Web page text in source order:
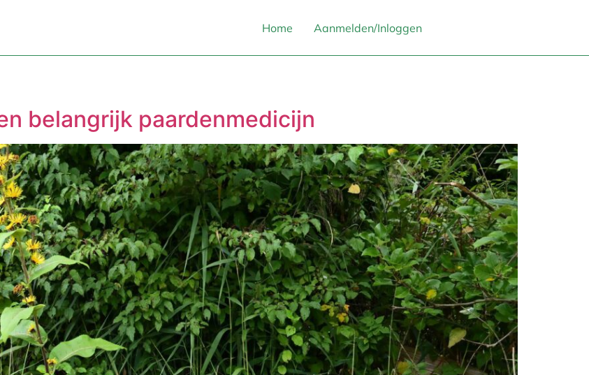
Home Aanmelden/Inloggen
belangrijk paardenmedicijn